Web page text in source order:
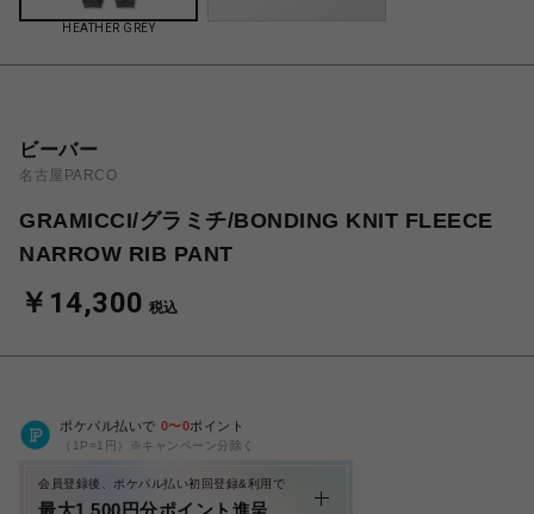
HEATHER GREY
ビーバー
名古屋PARCO
GRAMICCI/グラミチ/BONDING KNIT FLEECE
NARROW RIB PANT
￥14,300 税込
ポケパル払いで 0〜0ポイント
（1P=1円）※キャンペーン分除く
会員登録後、ポケパル払い初回登録&利用で
最大1,500円分ポイント進呈